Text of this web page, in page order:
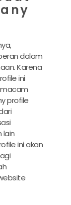
dalam
Karena
ini
profile
lain
ini akan